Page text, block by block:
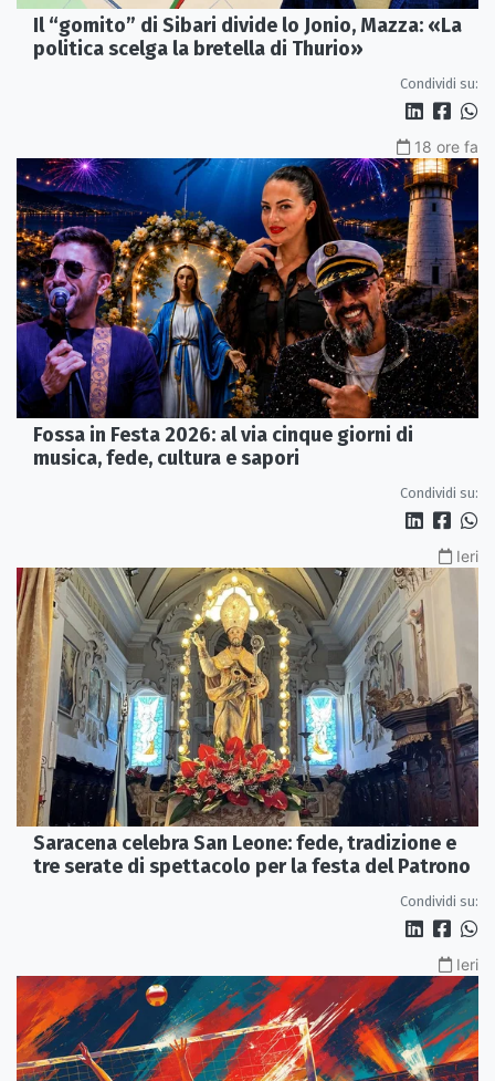
Il “gomito” di Sibari divide lo Jonio, Mazza: «La
politica scelga la bretella di Thurio»
Condividi su:
18 ore fa
Fossa in Festa 2026: al via cinque giorni di
musica, fede, cultura e sapori
Condividi su:
Ieri
Saracena celebra San Leone: fede, tradizione e
tre serate di spettacolo per la festa del Patrono
Condividi su:
Ieri